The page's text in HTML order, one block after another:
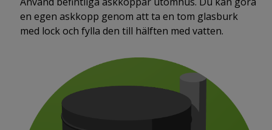
en egen askkopp genom att ta en tom glasburk
med lock och fylla den till hälften med vatten.